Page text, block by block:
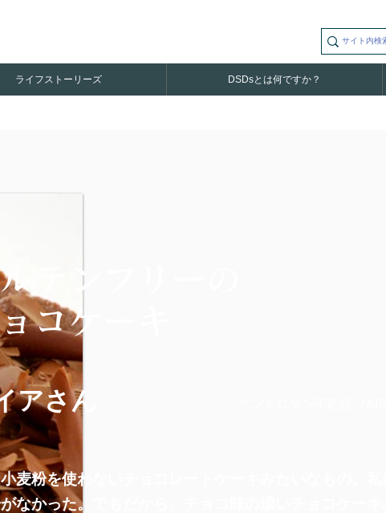
ライフストーリーズ DSDsとは何ですか？
テンフリーの
コケーキ
アさん
麦粉を使わないチョコレートケーキみたいなもの。私
なかった。でもだから、チョコ味の濃いチョコケーキ